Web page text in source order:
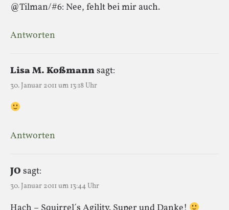
@Tilman/#6: Nee, fehlt bei mir auch.
Antworten
Lisa M. Koßmannsagt:
30. Januar 2011 um 13:18 Uhr
Antworten
JO sagt:
30. Januar 2011 um 13:44 Uhr